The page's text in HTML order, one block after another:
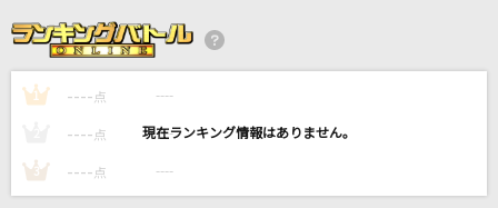
それがあなたの幸せとしても
Heavenz feat.巡音ルカ
＝LOVE
1 ---- 点 ----
---- 点 ----
3 ---- 点 ----